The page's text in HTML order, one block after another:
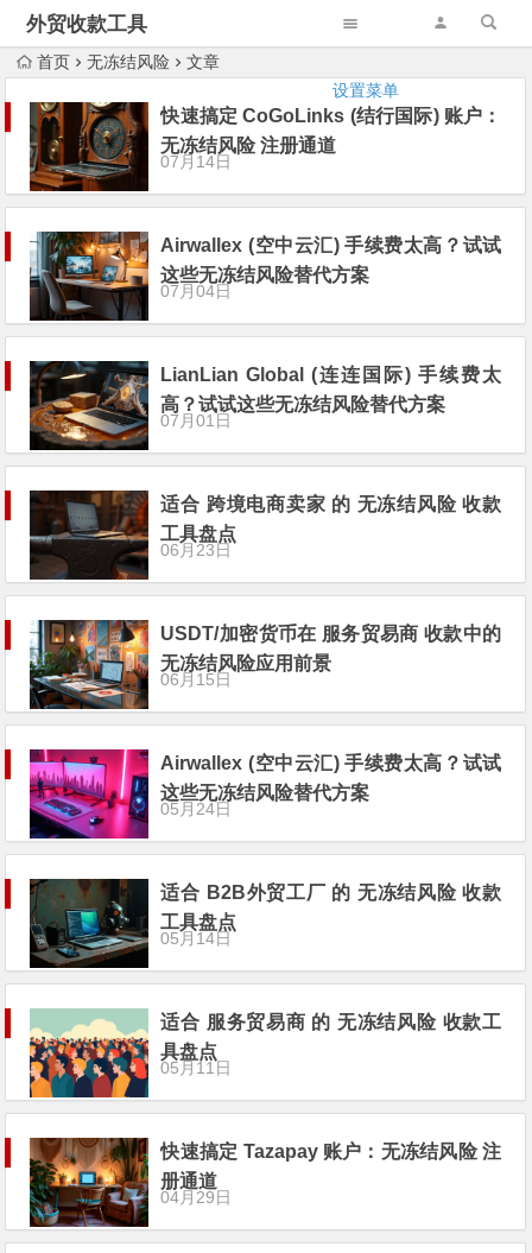
外贸收款工具
设置菜单
首页 无冻结风险 文章
快速搞定 CoGoLinks (结行国际) 账户：
无冻结风险 注册通道
07月14日
Airwallex (空中云汇) 手续费太高？试试
这些无冻结风险替代方案
07月04日
LianLian Global (连连国际) 手续费太
高？试试这些无冻结风险替代方案
07月01日
适合 跨境电商卖家 的 无冻结风险 收款
工具盘点
06月23日
USDT/加密货币在 服务贸易商 收款中的
无冻结风险应用前景
06月15日
Airwallex (空中云汇) 手续费太高？试试
这些无冻结风险替代方案
05月24日
适合 B2B外贸工厂 的 无冻结风险 收款
工具盘点
05月14日
适合 服务贸易商 的 无冻结风险 收款工
具盘点
05月11日
快速搞定 Tazapay 账户：无冻结风险 注
册通道
04月29日